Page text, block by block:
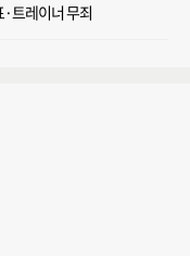
트레이너 무죄